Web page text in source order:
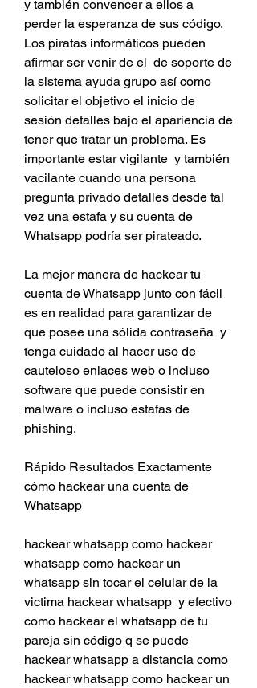
y también convencer a ellos a
perder la esperanza de sus código.
Los piratas informáticos pueden
afirmar ser venir de el  de soporte de
la sistema ayuda grupo así como
solicitar el objetivo el inicio de
sesión detalles bajo el apariencia de
tener que tratar un problema. Es
importante estar vigilante  y también
vacilante cuando una persona
pregunta privado detalles desde tal
vez una estafa y su cuenta de
Whatsapp podría ser pirateado.
La mejor manera de hackear tu
cuenta de Whatsapp junto con fácil
es en realidad para garantizar de
que posee una sólida contraseña  y
tenga cuidado al hacer uso de
cauteloso enlaces web o incluso
software que puede consistir en
malware o incluso estafas de
phishing.
Rápido Resultados Exactamente
cómo hackear una cuenta de
Whatsapp
hackear whatsapp como hackear
whatsapp como hackear un
whatsapp sin tocar el celular de la
victima hackear whatsapp  y efectivo
como hackear el whatsapp de tu
pareja sin código q se puede
hackear whatsapp a distancia como
hackear whatsapp como hackear un